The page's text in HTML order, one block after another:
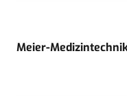
Meier-